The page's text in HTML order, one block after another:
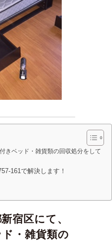
きベッド・雑貨類の回収処分をして
161で解決します！
宿区にて、
・雑貨類の